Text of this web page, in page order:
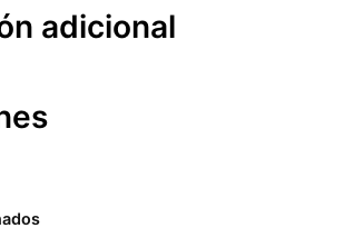
adicional
Valor
en